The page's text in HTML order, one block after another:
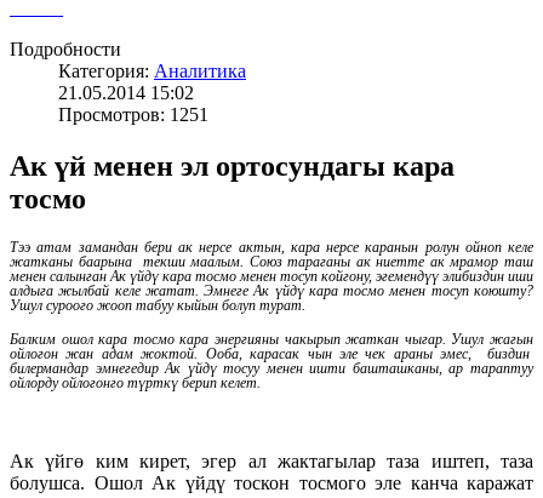
Подробности
Категория: Аналитика
21.05.2014 15:02
Просмотров: 1251
Ак үй менен эл ортосундагы кара
тосмо
Тээ атам замандан бери ак нерсе актын, кара нерсе каранын ролун ойноп келе
жатканы баарына текши маалым. Союз тараганы ак ниетте ак мрамор таш
менен салынган Ак үйдү кара тосмо менен тосуп койгону, эгемендүү элибиздин иши
алдыга жылбай келе жатат. Эмнеге Ак үйдү кара тосмо менен тосуп коюшту?
Ушул суроого жооп табуу кыйын болуп турат.
Балким ошол кара тосмо кара энергияны чакырып жаткан чыгар. Ушул жагын
ойлогон жан адам жоктой. Ооба, карасак чын эле чек араны эмес, биздин
билермандар эмнегедир Ак үйдү тосуу менен ишти башташканы, ар тараптуу
ойлорду ойлогонго түрткү берип келет.
Ак үйгө ким кирет, эгер ал жактагылар таза иштеп, таза
болушса. Ошол Ак үйдү тоскон тосмого эле канча каражат